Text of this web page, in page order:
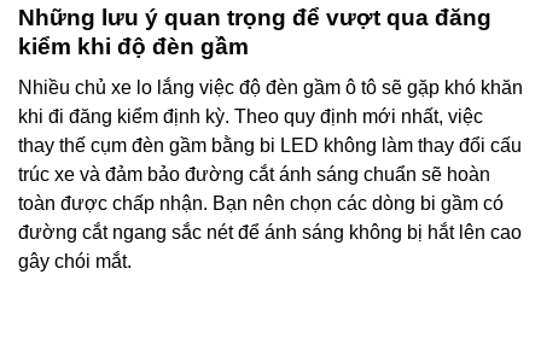
Những lưu ý quan trọng để vượt qua đăng
kiểm khi độ đèn gầm
Nhiều chủ xe lo lắng việc độ đèn gầm ô tô sẽ gặp khó khăn
khi đi đăng kiểm định kỳ. Theo quy định mới nhất, việc
thay thế cụm đèn gầm bằng bi LED không làm thay đổi cấu
trúc xe và đảm bảo đường cắt ánh sáng chuẩn sẽ hoàn
toàn được chấp nhận. Bạn nên chọn các dòng bi gầm có
đường cắt ngang sắc nét để ánh sáng không bị hắt lên cao
gây chói mắt.